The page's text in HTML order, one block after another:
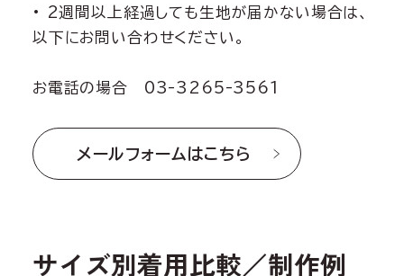
• 2週間以上経過しても生地が届かない場合は、
以下にお問い合わせください。
お電話の場合 03-3265-3561
メールフォームはこちら
サイズ別着用比較／制作例